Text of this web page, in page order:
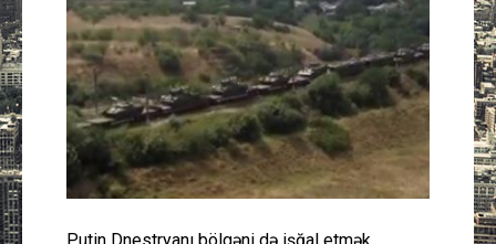
Müsahibə
İdman
Layihə
Gündəm